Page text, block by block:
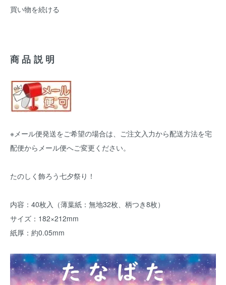
買い物を続ける
商品説明
※メール便発送をご希望の場合は、ご注文入力から配送方法を宅
配便からメール便へご変更ください。
たのしく飾ろう七夕祭り！
内容：40枚入（薄葉紙：無地32枚、柄つき8枚）
サイズ：182×212mm
紙厚：約0.05mm